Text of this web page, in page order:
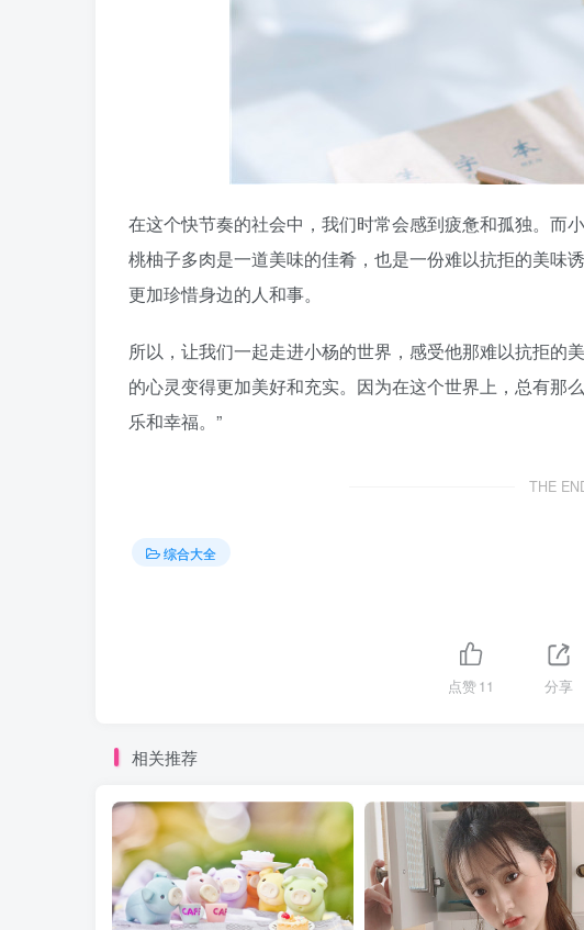
在这个快节奏的社会中，我们时常会感到疲惫和孤独。而
桃柚子多肉是一道美味的佳肴，也是一份难以抗拒的美味
更加珍惜身边的人和事。
所以，让我们一起走进小杨的世界，感受他那难以抗拒的
的心灵变得更加美好和充实。因为在这个世界上，总有那
乐和幸福。”
THE
综合大全
点赞11 分享
相关推荐